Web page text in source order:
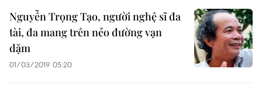
Nguyễn Trọng Tạo, người nghệ sĩ đa
tài, đa mang trên nẻo đường vạn
dặm
01/03/2019 05:20